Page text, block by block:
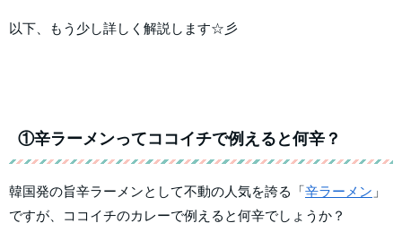
以下、もう少し詳しく解説します☆彡
①辛ラーメンってココイチで例えると何辛？
韓国発の旨辛ラーメンとして不動の人気を誇る「辛ラーメン 」
ですが、ココイチのカレーで例えると何辛でしょうか？